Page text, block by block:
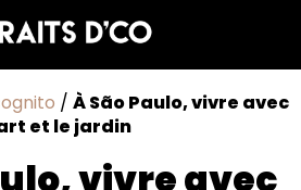
/ À São Paulo, vivre avec
et le jardin
vivre avec